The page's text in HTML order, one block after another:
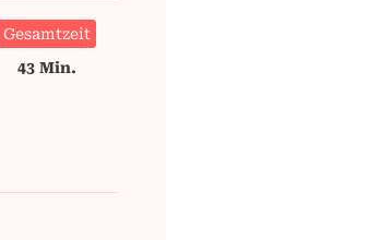
Gesamtzeit
43 Min.